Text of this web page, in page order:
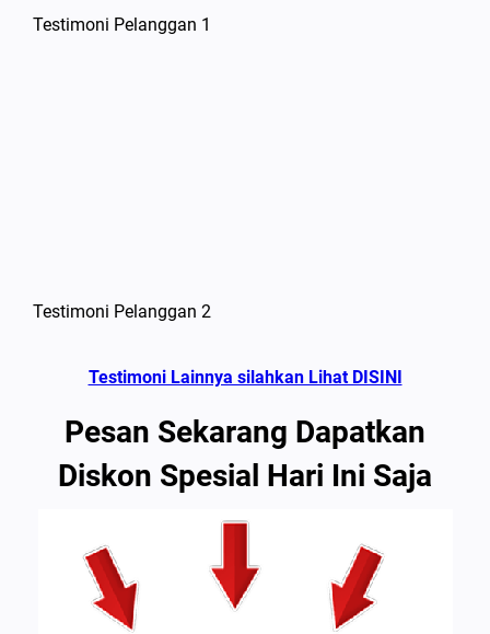
Testimoni Pelanggan 1
Testimoni Pelanggan 2
Testimoni Lainnya silahkan Lihat DISINI
Pesan Sekarang Dapatkan
Diskon Spesial Hari Ini Saja